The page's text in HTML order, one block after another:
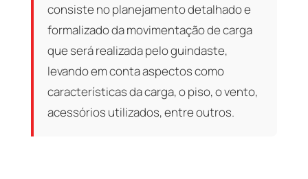
consiste no planejamento detalhado e
formalizado da movimentação de carga
que será realizada pelo guindaste,
levando em conta aspectos como
características da carga, o piso, o vento,
acessórios utilizados, entre outros.